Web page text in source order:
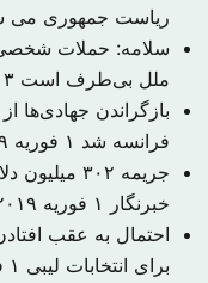
ریاست جمهوری می
سلامه: حملات شخصی
ملل بی‌طرف است ۳ فوریه ۲۰۱۹
بازگراندن جهادی‌ها
فرانسه شد ۱ فوریه ۲۰۱۹
جریمه ۳۰۲
خبرنگار
۱ فوریه ۲۰۱۹
احتمال به عقب
برای انتخابات لیبی ۱ فوریه ۲۰۱۹